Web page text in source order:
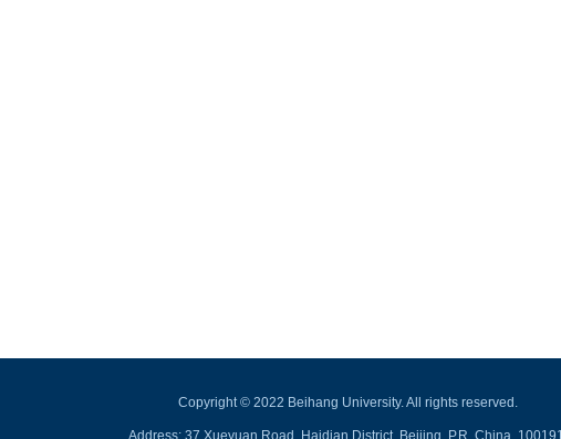
Copyright © 2022 Beihang University. All rights reserved.
Address: 37 Xueyuan Road, Haidian District, Beijing, P.R. China, 100191.